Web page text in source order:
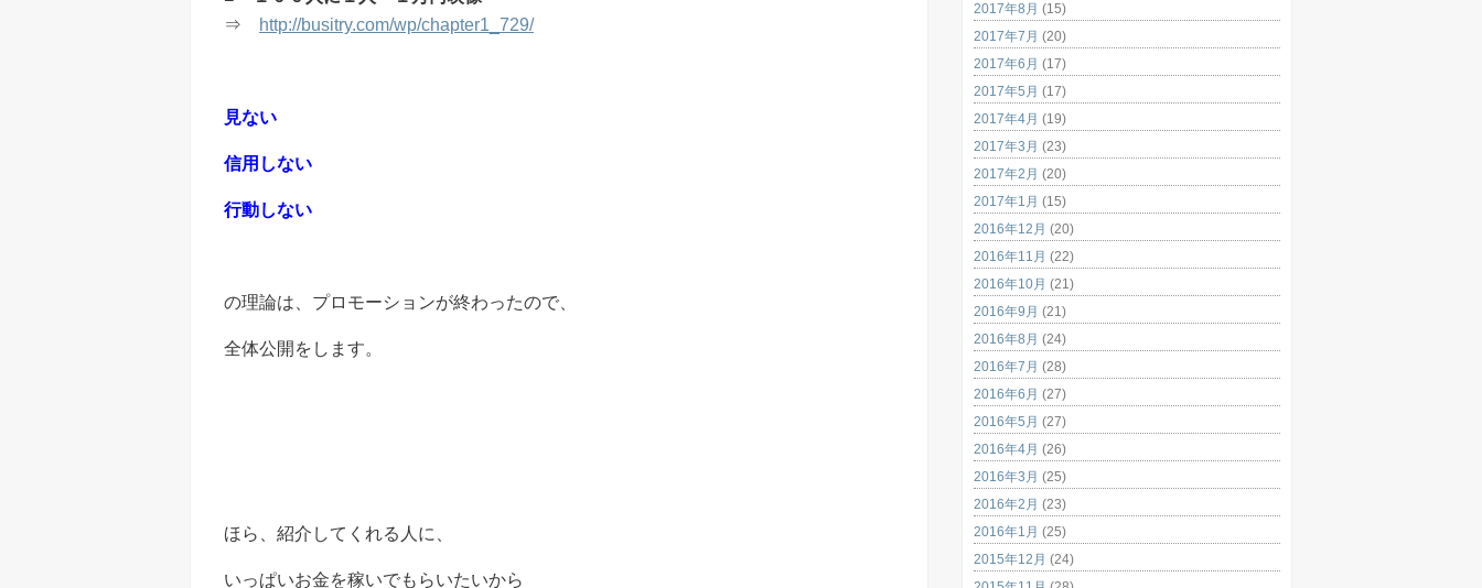
⇒
http://busitry.com/wp/chapter1_729/
見ない
信用しない
行動しない
の理論は、プロモーションが終わったので、
全体公開をします。
ほら、紹介してくれる人に、
いっぱいお金を稼いでもらいたいから
2017年8月 (15)
2017年7月 (20)
2017年6月 (17)
2017年5月 (17)
2017年4月 (19)
2017年3月 (23)
2017年2月 (20)
2017年1月 (15)
2016年12月 (20)
2016年11月 (22)
2016年10月 (21)
2016年9月 (21)
2016年8月 (24)
2016年7月 (28)
2016年6月 (27)
2016年5月 (27)
2016年4月 (26)
2016年3月 (25)
2016年2月 (23)
2016年1月 (25)
2015年12月 (24)